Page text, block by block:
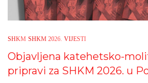
SHKM SHKM 2026. VIJESTI
Objavljena katehetsko-
pripravi za SHKM 2026. u